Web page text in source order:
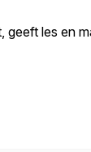
geeft les en